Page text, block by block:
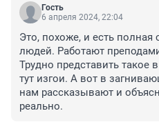
Гость
6 апреля 2024, 22:04
Это, похоже, и есть
людей. Работают
Трудно представить такое
тут изгои. А вот в
нам рассказывают и
реально.